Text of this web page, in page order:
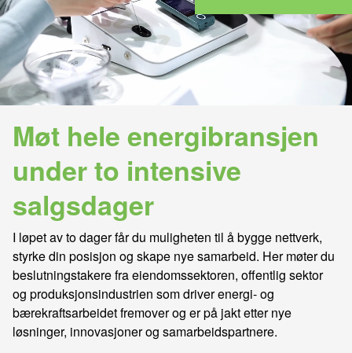
Møt hele energibransjen
under to intensive
salgsdager
I løpet av to dager får du muligheten til å bygge nettverk,
styrke din posisjon og skape nye samarbeid. Her møter du
beslutningstakere fra eiendomssektoren, offentlig sektor
og produksjonsindustrien som driver energi- og
bærekraftsarbeidet fremover og er på jakt etter nye
løsninger, innovasjoner og samarbeidspartnere.